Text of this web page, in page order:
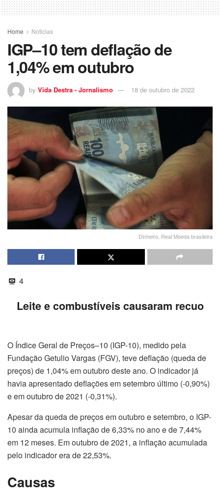
Home Noticias
IGP–10 tem deflação de
1,04% em outubro
by Vida Destra - Jornalismo 18 de outubro de 2022
Dinheiro, Real Moeda brasileira
4
Leite e combustíveis causaram recuo
O Índice Geral de Preços–10 (IGP-10), medido pela
Fundação Getulio Vargas (FGV), teve deflação (queda de
preços) de 1,04% em outubro deste ano. O indicador já
havia apresentado deflações em setembro último (-0,90%)
e em outubro de 2021 (-0,31%).
Apesar da queda de preços em outubro e setembro, o IGP-
10 ainda acumula inflação de 6,33% no ano e de 7,44%
em 12 meses. Em outubro de 2021, a inflação acumulada
pelo indicador era de 22,53%.
Causas